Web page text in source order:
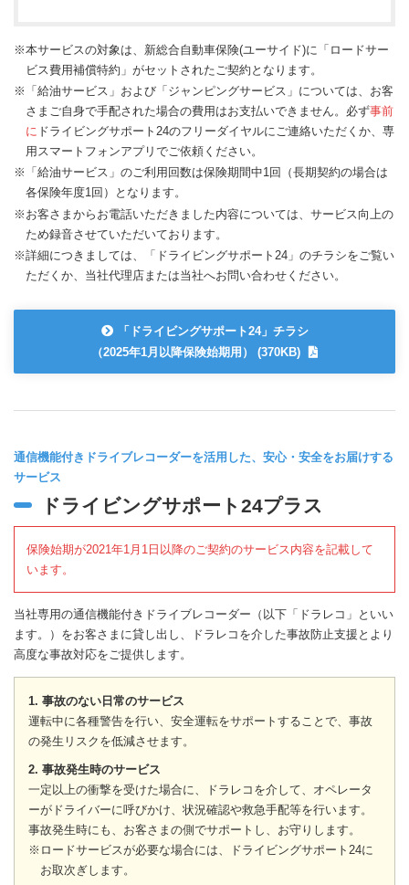
※本サービスの対象は、新総合自動車保険(ユーサイド)に「ロードサー
ビス費用補償特約」がセットされたご契約となります。
※「給油サービス」および「ジャンピングサービス」については、お客
さまご自身で手配された場合の費用はお支払いできません。必ず事前
に ドライビングサポート24のフリーダイヤルにご連絡いただくか、専
用スマートフォンアプリでご依頼ください。
※「給油サービス」のご利用回数は保険期間中1回（長期契約の場合は
各保険年度1回）となります。
※お客さまからお電話いただきました内容については、サービス向上の
ため録音させていただいております。
※詳細につきましては、「ドライビングサポート24」のチラシをご覧い
ただくか、当社代理店または当社へお問い合わせください。
「ドライビングサポート24」チラシ
（2025年1月以降保険始期用） (370KB)
通信機能付きドライブレコーダーを活用した、安心・安全をお届けする
サービス
ドライビングサポート24プラス
保険始期が2021年1月1日以降のご契約のサービス内容を記載して
います。
当社専用の通信機能付きドライブレコーダー（以下「ドラレコ」といい
ます。）をお客さまに貸し出し、ドラレコを介した事故防止支援とより
高度な事故対応をご提供します。
1. 事故のない日常のサービス
運転中に各種警告を行い、安全運転をサポートすることで、事故
の発生リスクを低減させます。
2. 事故発生時のサービス
一定以上の衝撃を受けた場合に、ドラレコを介して、オペレータ
ーがドライバーに呼びかけ、状況確認や救急手配等を行います。
事故発生時にも、お客さまの側でサポートし、お守りします。
※ロードサービスが必要な場合には、ドライビングサポート24に
お取次ぎします。